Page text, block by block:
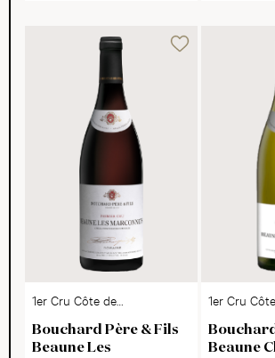
1er Cru Côte de
Beaune AOC
Bouchard Père & Fils
Beaune Les
1er Cru
Beaune
Beaune